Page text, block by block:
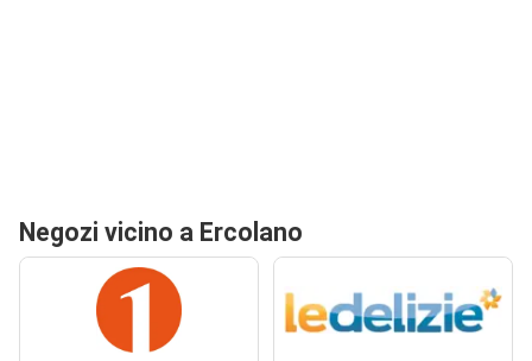
Negozi vicino a Ercolano